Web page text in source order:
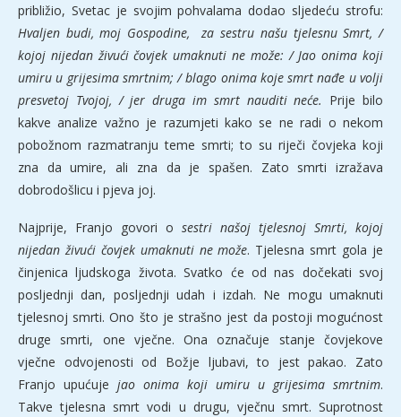
približio, Svetac je svojim pohvalama dodao sljedeću strofu:
Hvaljen budi, moj Gospodine, za sestru našu tjelesnu Smrt, /
kojoj nijedan živući čovjek umaknuti ne može: / Jao onima koji
umiru u grijesima smrtnim; / blago onima koje smrt nađe u volji
presvetoj Tvojoj, / jer druga im smrt nauditi neće. Prije bilo
kakve analize važno je razumjeti kako se ne radi o nekom
pobožnom razmatranju teme smrti; to su riječi čovjeka koji
zna da umire, ali zna da je spašen. Zato smrti izražava
dobrodošlicu i pjeva joj.
Najprije, Franjo govori o sestri našoj tjelesnoj Smrti, kojoj
nijedan živući čovjek umaknuti ne može. Tjelesna smrt gola je
činjenica ljudskoga života. Svatko će od nas dočekati svoj
posljednji dan, posljednji udah i izdah. Ne mogu umaknuti
tjelesnoj smrti. Ono što je strašno jest da postoji mogućnost
druge smrti, one vječne. Ona označuje stanje čovjekove
vječne odvojenosti od Božje ljubavi, to jest pakao. Zato
Franjo upućuje jao onima koji umiru u grijesima smrtnim.
Takve tjelesna smrt vodi u drugu, vječnu smrt. Suprotnost